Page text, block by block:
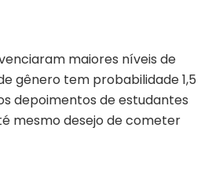
maiores níveis de
gênero tem probabilidade 1,5
depoimentos de estudantes
mesmo desejo de cometer